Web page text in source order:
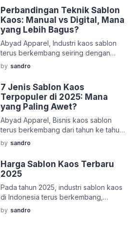
sering kali kita mendengar keluhan
seperti sablon cepat luntur, pecah, atau
mengelupas setelah beberapa kali
dicuci. Padahal, kaos yang baik
seharusnya bisa bertahan lama, bahkan
tetap bagus setelah puluhan kali
dipakai dan dicuci. Lalu, apa rahasia
Perbandingan Teknik Sablon
Kaos: Manual vs Digital, Mana
yang Lebih Bagus?
Abyad Apparel, Industri kaos sablon
terus berkembang seiring dengan
perubahan gaya hidup dan kemajuan
teknologi. Saat ini, ada dua teknik
sablon utama yang paling sering
digunakan, yaitu sablon manual dan
sablon digital. Keduanya memiliki
keunggulan dan kelemahan masing-
masing, tergantung pada kebutuhan
produksi, jenis desain, jumlah pesanan,
hingga bahan kaos yang digunakan.
by sandro
7 Jenis Sablon Kaos
Terpopuler di 2025: Mana
yang Paling Awet?
Abyad Apparel, Bisnis kaos sablon
terus berkembang dari tahun ke tahun,
didorong oleh tren fashion, teknologi
sablon yang semakin canggih, serta
permintaan akan produk custom. Tahun
2025 membawa beberapa teknik
sablon yang semakin diminati oleh para
pelaku industri fashion maupun UMKM.
Namun, dengan banyaknya pilihan,
konsumen dan produsen sering kali
by sandro
Harga Sablon Kaos Terbaru
2025
Pada tahun 2025, industri sablon kaos
di Indonesia terus berkembang,
menawarkan berbagai pilihan bagi
konsumen yang ingin mencetak desain
by sandro